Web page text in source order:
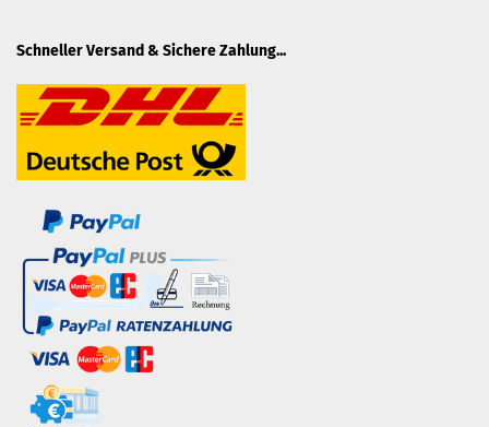
Schneller Versand & Sichere Zahlung...